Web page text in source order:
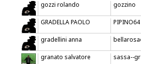
gozzi rolando gozzino
GRADELLA PAOLO PIPINO64
gradellini anna
granato salvatore sassa--